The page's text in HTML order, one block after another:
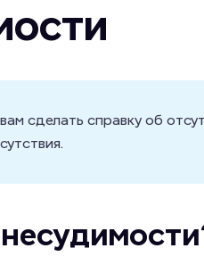
сделать справку об